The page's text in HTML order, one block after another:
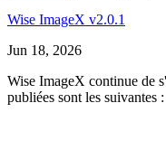
Wise ImageX v2.0.1
Jun 18, 2026
Wise ImageX continue de
publiées sont les suivantes :